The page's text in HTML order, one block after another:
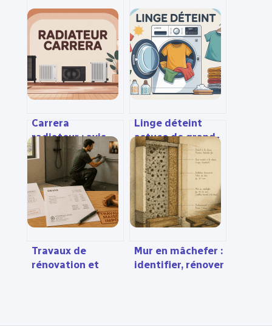
Carrera
radiateur : avis,
modèles et guide
pour bien choisir
Linge déteint
astuce de grand-
mère : solutions
simples et
efficaces
Travaux de
rénovation et
Mur en mâchefer :
identifier, rénover